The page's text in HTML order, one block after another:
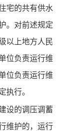
宅的共有供水
。对前述规定
以上地方人民
位负责运行维
位负责运行维
执行。
设的调压调蓄
维护的，运行